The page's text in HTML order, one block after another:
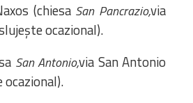
(chiesa San Pancrazio,via
ocazional).
San Antonio,via San Antonio